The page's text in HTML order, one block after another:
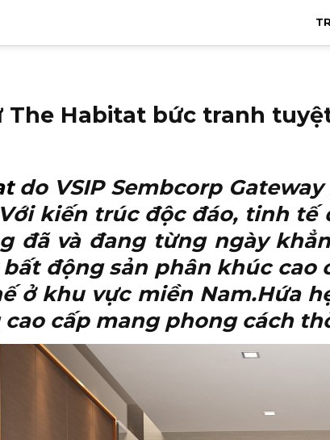
The Habitat bức tranh
do VSIP Sembcorp
kiến trúc độc đáo, tinh
đã và đang từng ngày
bất động sản phân khúc
ở khu vực miền Nam.Hứa
cao cấp mang phong cách